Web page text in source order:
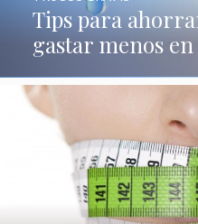
Tips para
gastar menos